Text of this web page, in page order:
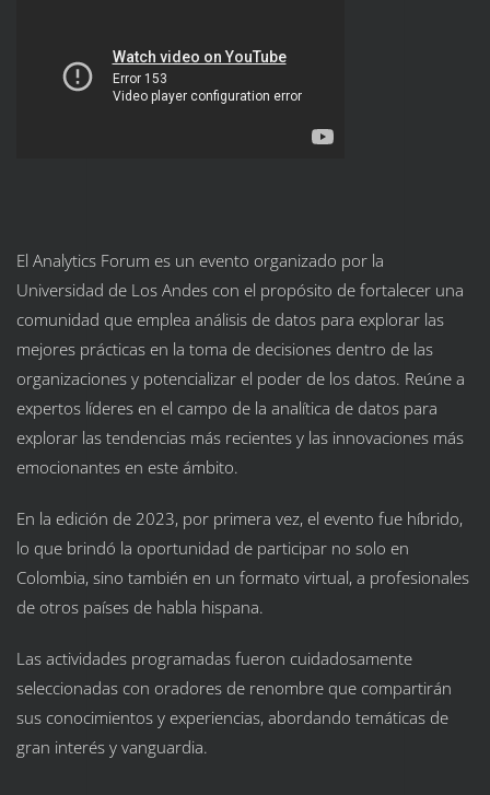
El Analytics Forum es un evento organizado por la
Universidad de Los Andes con el propósito de fortalecer una
comunidad que emplea análisis de datos para explorar las
mejores prácticas en la toma de decisiones dentro de las
organizaciones y potencializar el poder de los datos. Reúne a
expertos líderes en el campo de la analítica de datos para
explorar las tendencias más recientes y las innovaciones más
emocionantes en este ámbito.
En la edición de 2023, por primera vez, el evento fue híbrido,
lo que brindó la oportunidad de participar no solo en
Colombia, sino también en un formato virtual, a profesionales
de otros países de habla hispana.
Las actividades programadas fueron cuidadosamente
seleccionadas con oradores de renombre que compartirán
sus conocimientos y experiencias, abordando temáticas de
gran interés y vanguardia.